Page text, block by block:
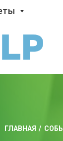
ГЛАВНАЯ